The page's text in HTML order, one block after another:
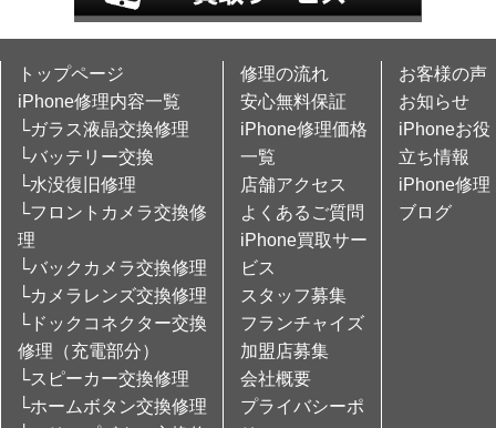
トップページ
iPhone修理内容一覧
└ガラス液晶交換修理
└バッテリー交換
└水没復旧修理
└フロントカメラ交換修
理
└バックカメラ交換修理
└カメラレンズ交換修理
└ドックコネクター交換
修理（充電部分）
└スピーカー交換修理
└ホームボタン交換修理
修理の流れ
安心無料保証
iPhone修理価格
一覧
店舗アクセス
よくあるご質問
iPhone買取サー
ビス
スタッフ募集
フランチャイズ
加盟店募集
会社概要
プライバシーポ
お客様の声
お知らせ
iPhoneお役
立ち情報
iPhone修理
ブログ